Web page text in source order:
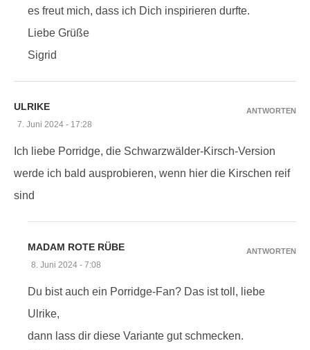
es freut mich, dass ich Dich inspirieren durfte.
Liebe Grüße
Sigrid
ULRIKE
7. Juni 2024 - 17:28
Ich liebe Porridge, die Schwarzwälder-Kirsch-Version
werde ich bald ausprobieren, wenn hier die Kirschen reif
sind
ANTWORTEN
MADAM ROTE RÜBE
8. Juni 2024 - 7:08
Du bist auch ein Porridge-Fan? Das ist toll, liebe
Ulrike,
dann lass dir diese Variante gut schmecken.
ANTWORTEN